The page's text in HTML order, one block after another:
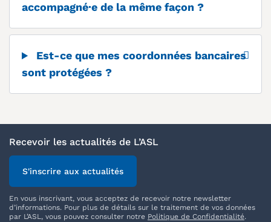
accompagné·e de la même façon ?
Est-ce que mes coordonnées bancaires
sont protégées ?
Recevoir les actualités de L’ASL
S'inscrire aux actualités
En vous inscrivant, vous acceptez de recevoir notre newsletter
d’informations. Pour plus de détails sur le traitement de vos données
par L’ASL, vous pouvez consulter notre Politique de Confidentialité.